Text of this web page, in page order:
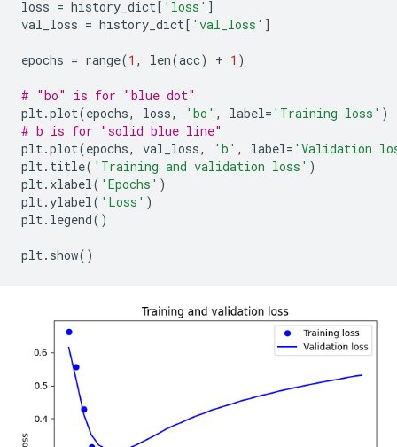
Epoch 35/40
30/30 [==============================] - 1s
30/30 [==============================] - 1s
30/30 [==============================] - 1s
Epoch 38/40
30/30 [==============================] - 1s
Epoch 39/40
30/30 [==============================] - 1s
Epoch 40/40
loss = history_dict[ 'loss' ]
val_loss = history_dict[ 'val_loss' ]
epochs = range(1 , len(acc) + 1 )
# "bo" is for "blue dot"
plt.plot(epochs, loss, 'bo' , label= 'Training loss' )
# b is for "solid blue line"
plt.plot(epochs, val_loss, 'b' , label= 'Validation
plt. title( 'Training and validation loss' )
plt. xlabel( 'Epochs' )
plt.ylabel( 'Loss' )
plt. legend()
plt. show()